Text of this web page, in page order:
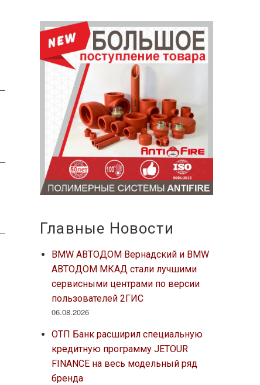
Главные Новости
BMW АВТОДОМ Вернадский и BMW
АВТОДОМ МКАД стали лучшими
сервисными центрами по версии
пользователей 2ГИС
06.08.2026
ОТП Банк расширил специальную
кредитную программу JETOUR
FINANCE на весь модельный ряд
бренда